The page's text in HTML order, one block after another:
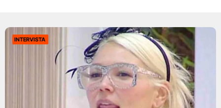
INTERVISTA